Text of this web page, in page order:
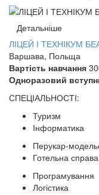
Детальніше
ЛІЦЕЙ І ТЕХНІКУМ
Варшава, Польща
Вартість навчання
Одноразовий
СПЕЦІАЛЬНОСТІ:
Туризм
Інформатика
Перукар-
Готельна справа
Програмування
Логістика